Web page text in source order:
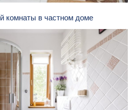
комнаты в частном доме